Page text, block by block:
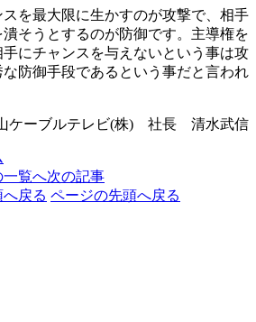
を最大限に生かすのが攻撃で、相手
そうとするのが防御です。主導権を
にチャンスを与えないという事は攻
防御手段であるという事だと言われ
ケーブルテレビ(株) 社長 清水武信
一覧へ次の記事
戻る ページの先頭へ戻る